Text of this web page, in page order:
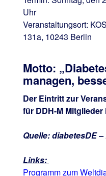
Uhr
Veranstaltungsort:
131a, 10243 Berlin
Motto:
managen,
Der Eintritt zur
für DDH-M Mitglieder
Quelle: diabetesDE
Links:
Programm zum